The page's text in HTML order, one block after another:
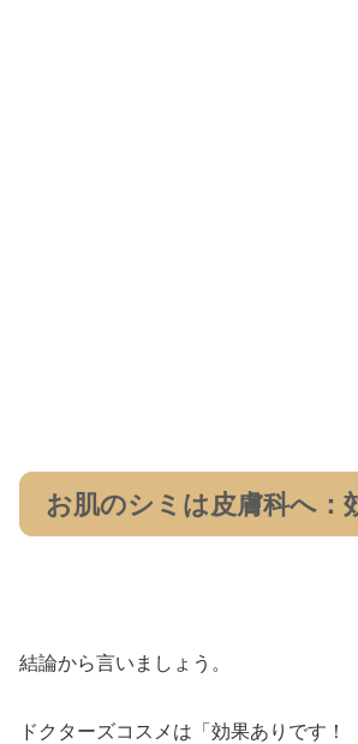
お肌のシミは皮膚科へ：
結論から言いましょう。
ドクターズコスメは「効果ありです！